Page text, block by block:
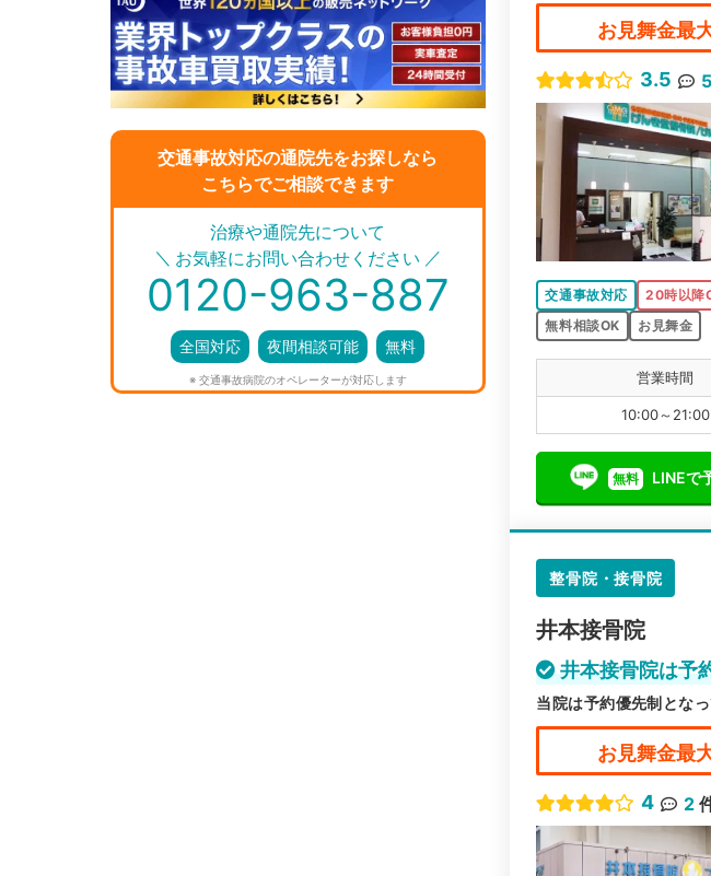
交通事故対応の通院先をお探しなら
こちらでご相談できます
＼ ／
治療や通院先について
お気軽にお問い合わせください
0120-963-887
全国対応 夜間相談可能 無料
※ 交通事故病院のオペレーターが対応します
お見舞金最
3.5 5
交通事故対応 20時以降
無料相談OK
お見舞金
営業時間
10:00～21:00
無料 LINEで
整骨院・接骨院
井本接骨院
井本接骨院は予
当院は予約優先制とな
お見舞金最
4 2